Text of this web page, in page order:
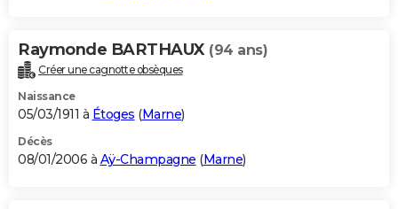
Raymonde BARTHAUX (94 ans)
Créer une cagnotte obsèques
Naissance
05/03/1911 à Étoges (Marne)
Décès
08/01/2006 à Aÿ-Champagne (Marne)